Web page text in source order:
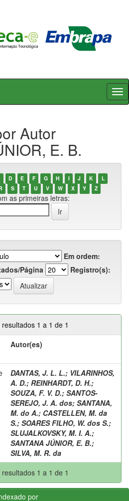
Autor
E. B.
D E F G H I J K
L
S T U V W X Y Z
as primeiras letras:
Em ordem:
Página
Registro(s):
1 a 1 de 1
Autor(es)
DANTAS, J. L. L.; VILARINHOS,
A. D.; REINHARDT, D. H.;
SOUZA, F. V. D.; SANTOS-
SEREJO, J. A. dos; SANTANA,
M. do A.; CASTELLEN, M. da
S.; SOARES FILHO, W. dos S.;
SLUJALKOVSKY, M. I. A.;
SANTANA JÚNIOR, E. B.;
SILVA, M. R. da
1 a 1 de 1
por